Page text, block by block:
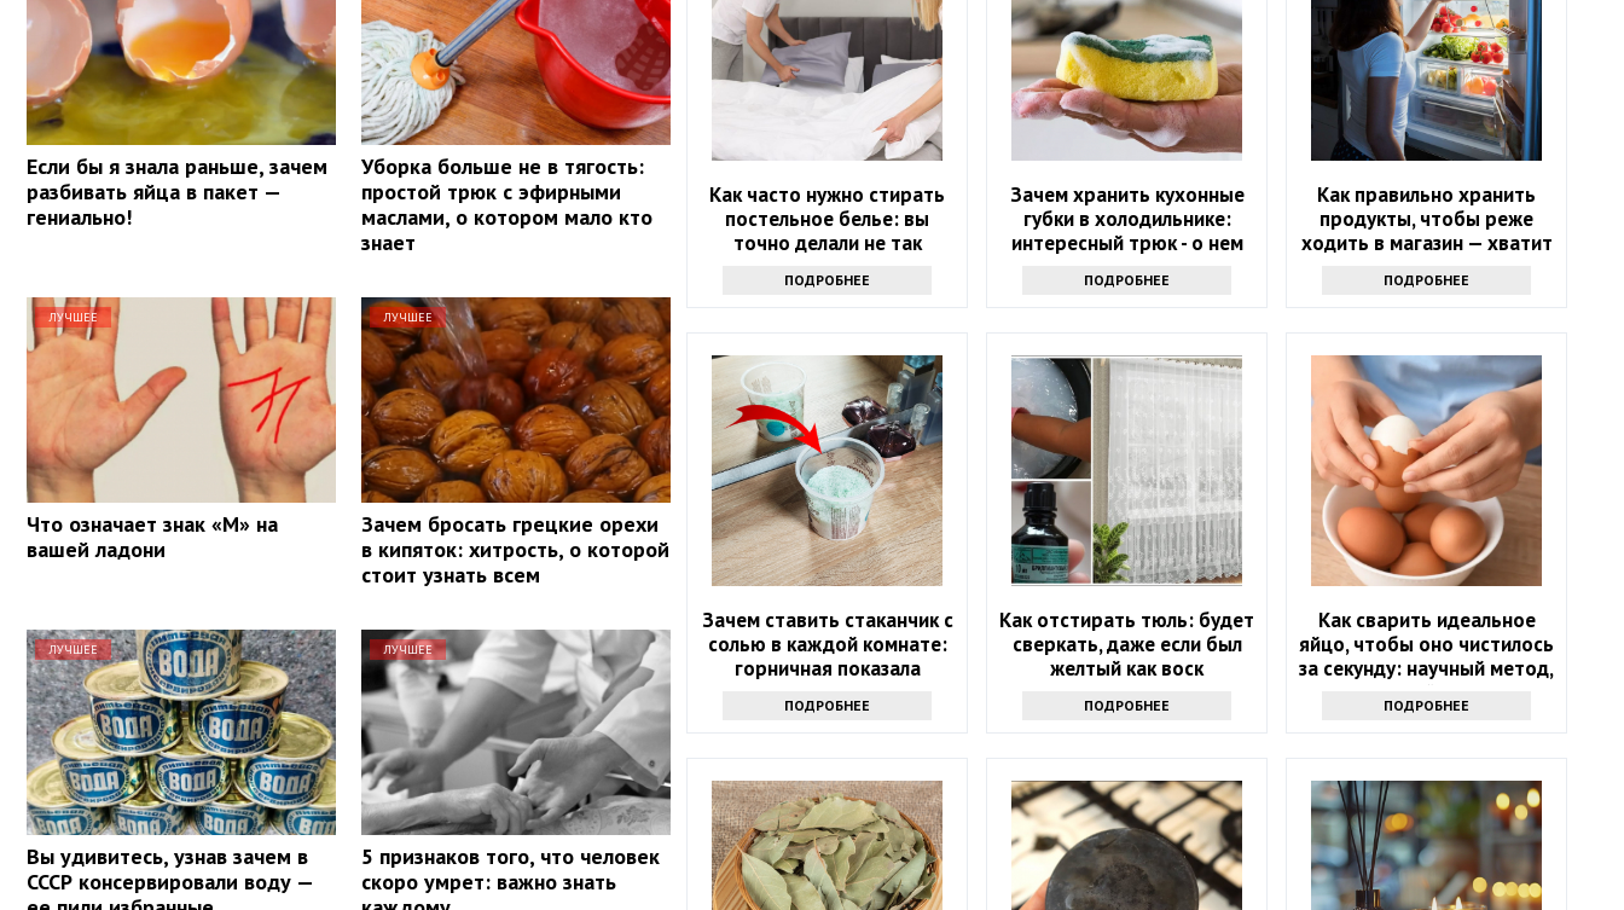
Если бы я знала раньше, зачем
разбивать яйца в пакет —
гениально!
Уборка больше не в тягость:
простой трюк с эфирными
маслами, о котором мало кто
знает
ЛУЧШЕЕ
Что означает знак «М» на
вашей ладони
ЛУЧШЕЕ
Зачем бросать грецкие орехи
в кипяток: хитрость, о которой
стоит узнать всем
ЛУЧШЕЕ
Вы удивитесь, узнав зачем в
СССР консервировали воду —
ЛУЧШЕЕ
5 признаков того, что человек
скоро умрет: важно знать
Как часто нужно стирать
постельное белье: вы
точно делали не так
ПОДРОБНЕЕ
Зачем хранить кухонные
губки в холодильнике:
интересный трюк - о нем
продвинутые хозяйки
ПОДРОБНЕЕ
Как правильно хранить
продукты, чтобы реже
ходить в магазин — хватит
ПОДРОБНЕЕ
Зачем ставить стаканчик с
солью в каждой комнате:
горничная показала
ПОДРОБНЕЕ
Как отстирать тюль: будет
сверкать, даже если был
желтый как воск
ПОДРОБНЕЕ
Как сварить идеальное
яйцо, чтобы оно чистилось
за секунду: научный метод,
основанный на физике
ПОДРОБНЕЕ